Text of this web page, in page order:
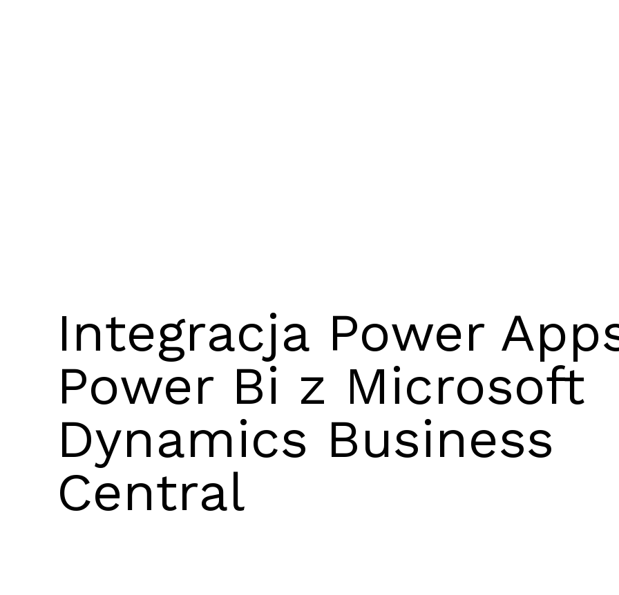
Integracja Power
Power Bi z Microsoft
Dynamics Business
Central